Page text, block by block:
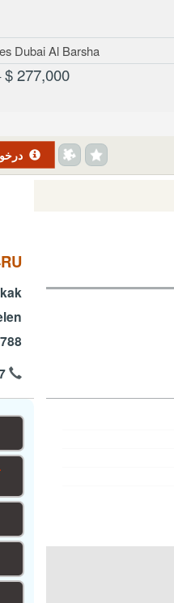
Dubai Al Barsha
277,000 $